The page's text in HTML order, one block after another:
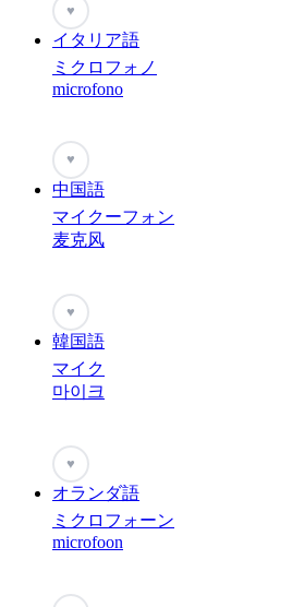
♥
イタリア語
ミクロフォノ
microfono
♥
中国語
マイクーフォン
麦克风
♥
韓国語
マイク
마이크
♥
オランダ語
ミクロフォーン
microfoon